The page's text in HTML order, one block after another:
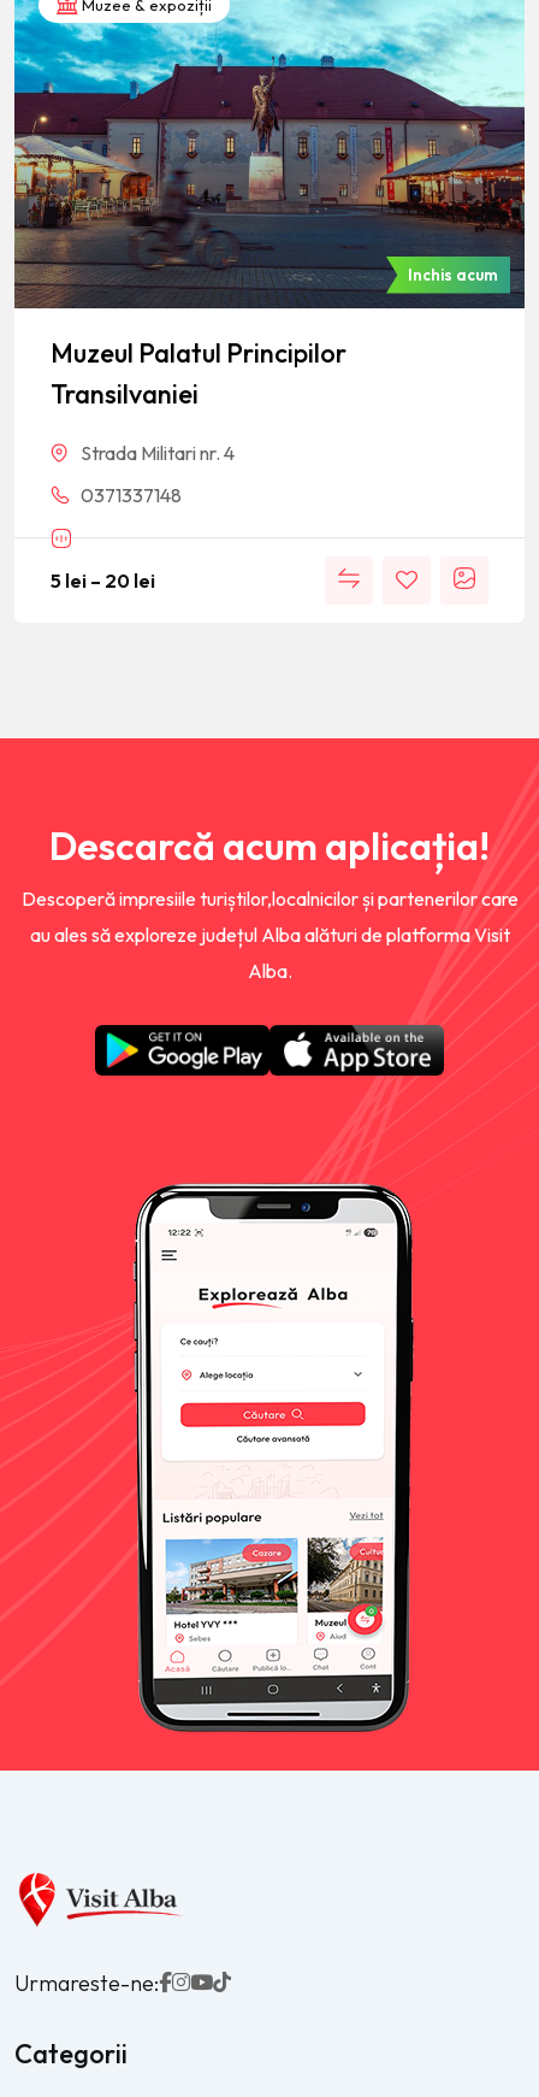
Muzee & expoziții
Inchis acum
Muzeul Palatul Principilor
Transilvaniei
Strada Militari nr. 4
0371337148
5 lei – 20 lei
Descarcă acum aplicația!
Descoperă impresiile turiștilor,localnicilor și partenerilor care
au ales să exploreze județul Alba alături de platforma Visit
Alba.
Urmareste-ne:
Categorii